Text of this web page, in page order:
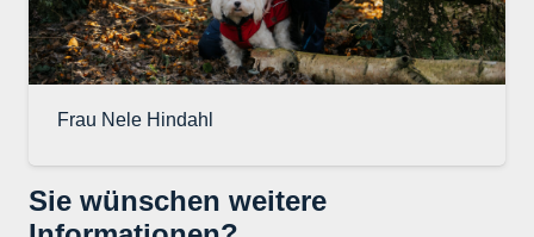
Frau Nele Hindahl
Sie wünschen weitere